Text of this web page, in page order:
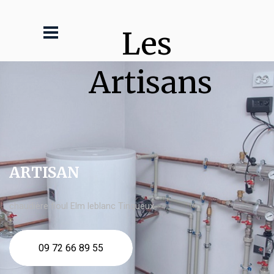
Les
Artisans
ARTISAN
chaudière fioul Elm leblanc Tinqueux
09 72 66 89 55